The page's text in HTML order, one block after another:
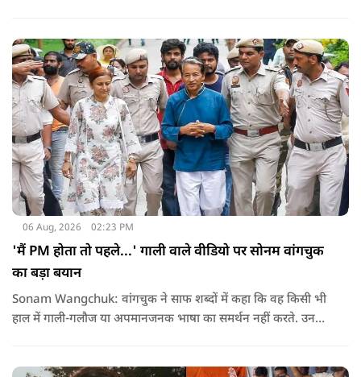
06 Aug, 2026 02:23 PM
'मैं PM होता तो पहले...' गाली वाले वीडियो पर सोनम वांगचुक
का बड़ा बयान
Sonam Wangchuk: वांगचुक ने साफ शब्दों में कहा कि वह किसी भी
हाल में गाली-गलौज या अपमानजनक भाषा का समर्थन नहीं करते. उनका